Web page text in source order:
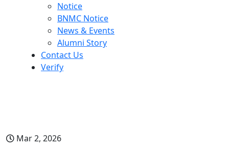
Notice
BNMC Notice
News & Events
Alumni Story
Contact Us
Verify
Mar 2, 2026